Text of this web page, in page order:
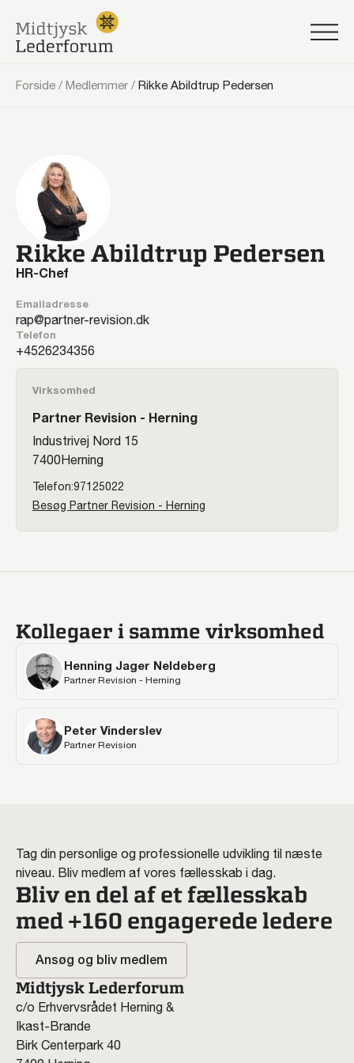
Forside / Medlemmer / Rikke Abildtrup Pedersen
Rikke Abildtrup Pedersen
HR-Chef
Emailadresse
rap@partner-revision.dk
Telefon
26234356
Virksomhed
Partner Revision - Herning
Industrivej Nord 15
7400Herning
97125022
Besøg Partner Revision - Herning
Kollegaer i samme virksomhed
Henning Jager Neldeberg
Partner Revision - Herning
Peter Vinderslev
Partner Revision
Tag din personlige og professionelle udvikling til næste
niveau. Bliv medlem af vores fællesskab i dag.
Bliv en del af et fællesskab
med +160 engagerede ledere
Ansøg og bliv medlem
Midtjysk Lederforum
c/o Erhvervsrådet Herning &
Ikast-Brande
Birk Centerpark 40